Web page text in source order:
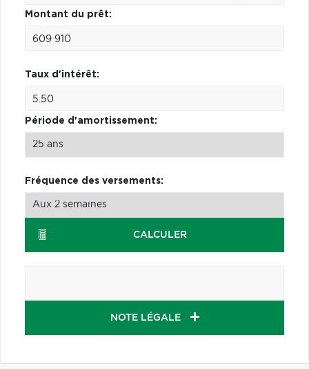
Montant du prêt:
Taux d'intérêt:
Période d'amortissement:
Fréquence des versements:
CALCULER
NOTE LÉGALE